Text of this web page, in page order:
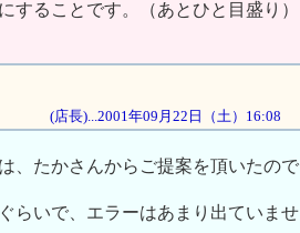
することです。（あとひと目盛り）
(店長)...2001年09月22日（土）16:08
、たかさんからご提案を頂いたので
らいで、エラーはあまり出ていませ